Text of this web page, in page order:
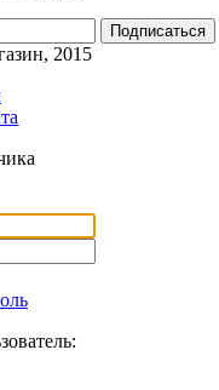
Подписаться
2015